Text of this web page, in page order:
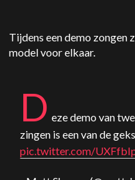
Tijdens een demo zongen
model voor elkaar.
D eze demo van
zingen is een van de
pic.twitter.com/